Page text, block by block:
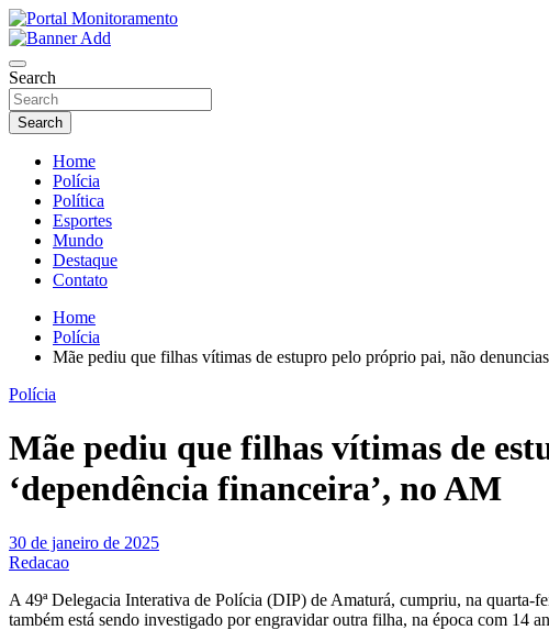
Skip
to
content
Portal Monitoramento
Search
Search
Home
Polícia
Política
Esportes
Mundo
Destaque
Contato
Home
Polícia
Mãe pediu que filhas vítimas de estupro pelo próprio pai, não
Polícia
Mãe pediu que filhas vítimas de
‘dependência financeira’, no AM
30 de janeiro de 2025
Redacao
A 49ª Delegacia Interativa de Polícia (DIP) de Amaturá, cumpriu, na
também está sendo investigado por engravidar outra filha, na época com 14